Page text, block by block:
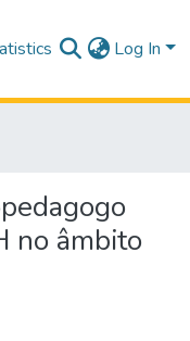
Log In
no âmbito